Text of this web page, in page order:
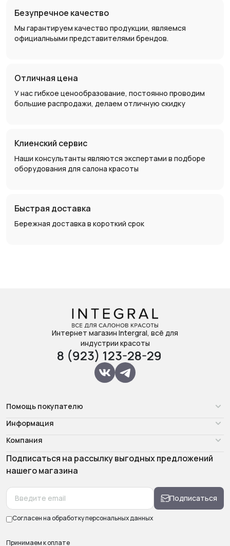
Безупречное качество
Мы гарантируем качество продукции, являемся
официалньыми представителями брендов.
Отличная цена
У нас гибкое ценообразование, постоянно проводим
большие распродажи, делаем отличную скидку
Клиенский сервис
Наши консультанты являются экспертами в подборе
оборудования для салона красоты
Быстрая доставка
Бережная доставка в короткий срок
Интернет магазин Intergral, всё для
индустрии красоты
8 (923) 123-28-29
Помощь покупателю
Информация
Компания
Подписаться на рассылку выгодных предложений
нашего магазина
Подписаться
Согласен на обработкуперсональных данных
Принимаем к оплате